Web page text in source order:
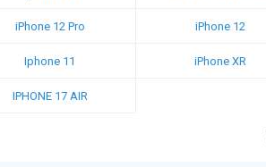
iPhone 12 Pro iPhone 12
Iphone 11 iPhone XR
IPHONE 17 AIR